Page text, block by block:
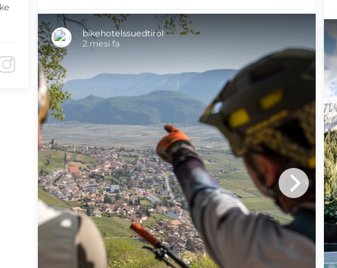
SHARE
bikehotelssuedtirol
2 mesi fa